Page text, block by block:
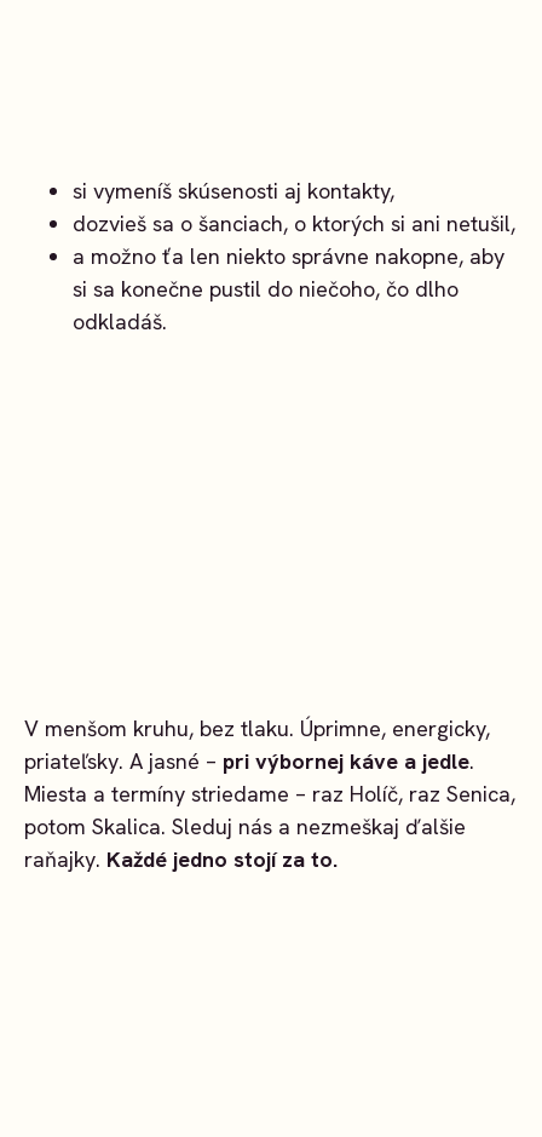
si vymeníš skúsenosti aj kontakty,
dozvieš sa o šanciach, o ktorých si ani netušil,
a možno ťa len niekto správne nakopne, aby
si sa konečne pustil do niečoho, čo dlho
odkladáš.
V menšom kruhu, bez tlaku. Úprimne, energicky,
priateľsky. A jasné – pri výbornej káve a jedle.
Miesta a termíny striedame – raz Holíč, raz Senica,
potom Skalica. Sleduj nás a nezmeškaj ďalšie
raňajky. Každé jedno stojí za to.